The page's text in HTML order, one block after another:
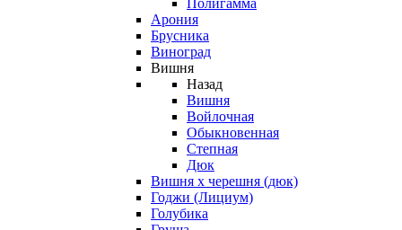
Полигамма
Арония
Брусника
Виноград
Вишня
Назад
Вишня
Войлочная
Обыкновенная
Степная
Дюк
Вишня х черешня (дюк)
Годжи (Лициум)
Голубика